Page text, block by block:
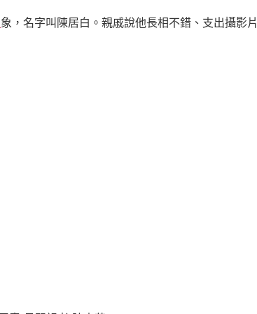
象，名字叫陳居白。親戚說他長相不錯、支出攝影片